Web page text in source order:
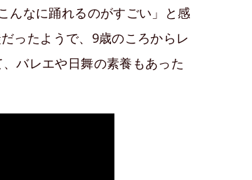
んなに踊れるのがすごい」と感
ったようで、9歳のころからレ
バレエや日舞の素養もあった